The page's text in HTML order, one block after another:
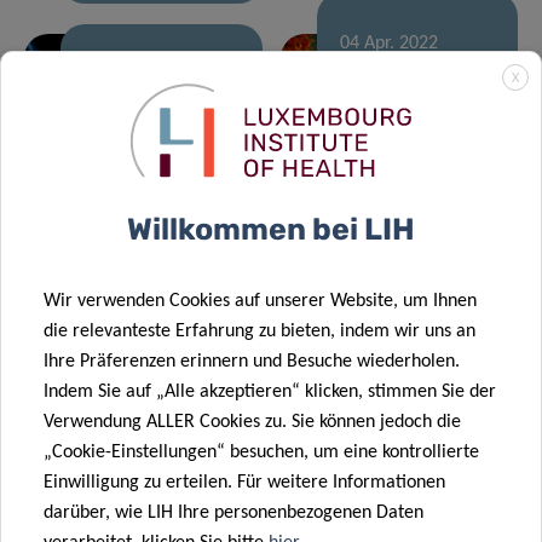
Wirksam
gegen ein
überschießendes
04 Apr. 2022
Einblicke in die
Regulierung
der antiviralen
Neuer
Förderpreis
stärkt die
translationale
Forschung
des LIH
08 Feb. 2022
Mögliche
Folgen einer
unterbrochenen
Immunisierung
der
Bevölkerung
Führendes
europäisches
Nachrichten-
17 Jan. 2022
X
Willkommen bei LIH
Wir verwenden Cookies auf unserer Website, um Ihnen
die relevanteste Erfahrung zu bieten, indem wir uns an
Ihre Präferenzen erinnern und Besuche wiederholen.
Indem Sie auf „Alle akzeptieren“ klicken, stimmen Sie der
Verwendung ALLER Cookies zu. Sie können jedoch die
„Cookie-Einstellungen“ besuchen, um eine kontrollierte
Einwilligung zu erteilen. Für weitere Informationen
darüber, wie LIH Ihre personenbezogenen Daten